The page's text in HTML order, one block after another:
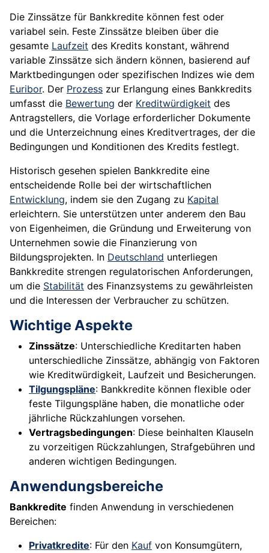
Die Zinssätze für Bankkredite können fest oder
variabel sein. Feste Zinssätze bleiben über die
gesamte Laufzeit des Kredits konstant, während
variable Zinssätze sich ändern können, basierend auf
Marktbedingungen oder spezifischen Indizes wie dem
Euribor. Der Prozess zur Erlangung eines Bankkredits
umfasst die Bewertung der Kreditwürdigkeit des
Antragstellers, die Vorlage erforderlicher Dokumente
und die Unterzeichnung eines Kreditvertrages, der die
Bedingungen und Konditionen des Kredits festlegt.
Historisch gesehen spielen Bankkredite eine
entscheidende Rolle bei der wirtschaftlichen
Entwicklung, indem sie den Zugang zu Kapital
erleichtern. Sie unterstützen unter anderem den Bau
von Eigenheimen, die Gründung und Erweiterung von
Unternehmen sowie die Finanzierung von
Bildungsprojekten. In Deutschland unterliegen
Bankkredite strengen regulatorischen Anforderungen,
um die Stabilität des Finanzsystems zu gewährleisten
und die Interessen der Verbraucher zu schützen.
Wichtige Aspekte
Zinssätze: Unterschiedliche Kreditarten haben
unterschiedliche Zinssätze, abhängig von Faktoren
wie Kreditwürdigkeit, Laufzeit und Besicherungen.
Tilgungspläne: Bankkredite können flexible oder
feste Tilgungspläne haben, die monatliche oder
jährliche Rückzahlungen vorsehen.
Vertragsbedingungen: Diese beinhalten Klauseln
zu vorzeitigen Rückzahlungen, Strafgebühren und
anderen wichtigen Bedingungen.
Anwendungsbereiche
Bankkredite finden Anwendung in verschiedenen
Bereichen:
Privatkredite: Für den Kauf von Konsumgütern,